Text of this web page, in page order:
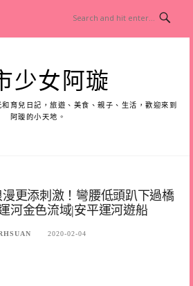
少女阿璇
育兒日記，旅遊、美食、親子、生活，歡迎來到
阿璇的小天地。
更添刺激！彎腰低頭趴下過橋
河金色流域|安平運河遊船
2020-02-04